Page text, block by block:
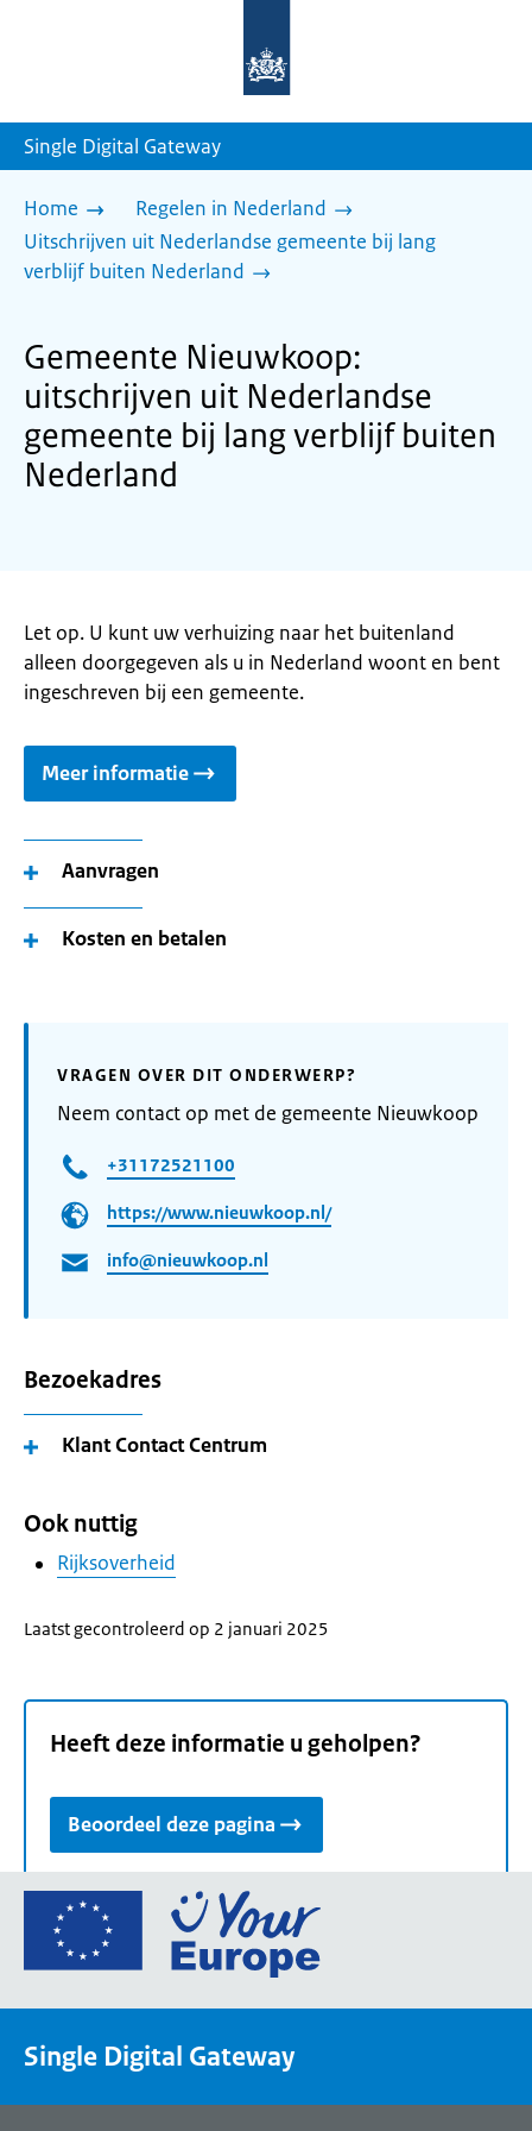
homepage
Single Digital Gateway
Home
Regelen in Nederland
Uitschrijven uit Nederlandse gemeente bij lang
verblijf buiten Nederland
Gemeente Nieuwkoop:
uitschrijven uit Nederlandse
gemeente bij lang verblijf buiten
Nederland
Let op. U kunt uw verhuizing naar het buitenland
alleen doorgegeven als u in Nederland woont en bent
ingeschreven bij een gemeente.
Meer informatie
Aanvragen
Kosten en betalen
VRAGEN OVER DIT ONDERWERP?
Neem contact op met de gemeente Nieuwkoop
+31172521100
https://www.nieuwkoop.nl/
info@nieuwkoop.nl
Bezoekadres
Klant Contact Centrum
Ook nuttig
Rijksoverheid
Laatst gecontroleerd op 2 januari 2025
Heeft deze informatie u geholpen?
Beoordeel deze pagina
Ga
de
een
Single Digital Gateway